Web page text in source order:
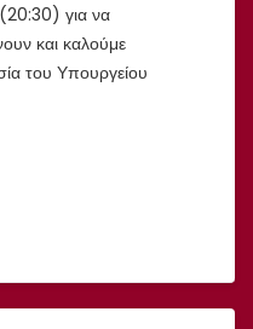
για να
και καλούμε
του Υπουργείου